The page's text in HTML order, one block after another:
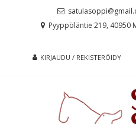
Pyyppöläntie 219, 40950
KIRJAUDU / REKISTERÖIDY